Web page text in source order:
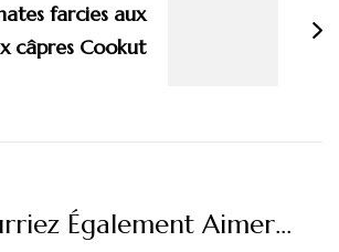
farcies aux
câpres Cookut
Également Aimer...